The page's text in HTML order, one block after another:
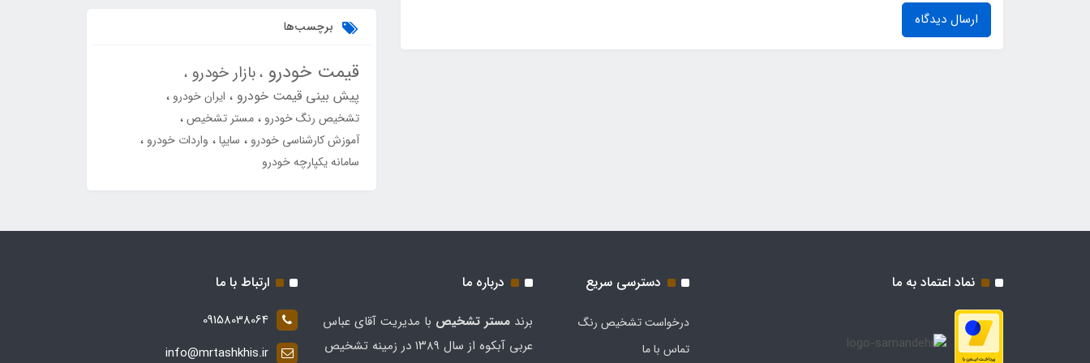
ارسال دیدگاه برچسب‌ها
قیمت خودرو بازار خودرو
پیش بینی قیمت خودرو ایران خودرو
تشخیص رنگ خودرو مستر تشخیص
آموزش کارشناسی خودرو سایپا واردات خودرو
سامانه یکپارچه خودرو
نماد اعتماد به ما دسترسی سریع
درخواست تشخیص رنگ
تماس با ما
درباره ما
برند مستر تشخيص با مدیریت آقای عباس
عربی آبکوه از سال ۱۳۸۹ در زمینه تشخیص
ارتباط با ما
09158038064
info@mrtashkhis.ir